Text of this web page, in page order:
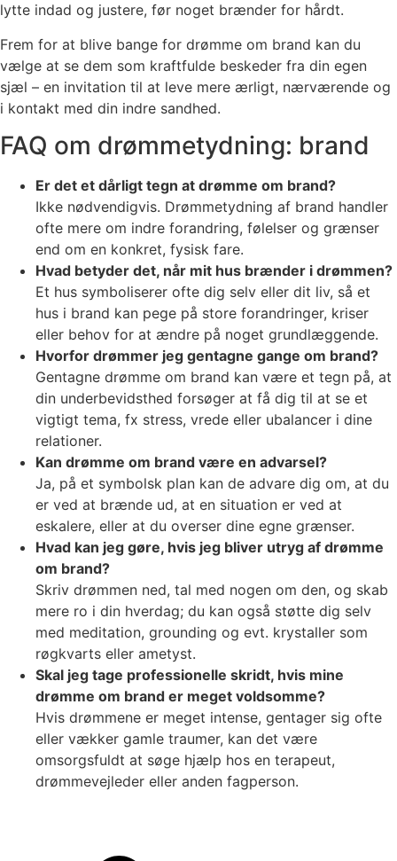
lytte indad og justere, før noget brænder for hårdt.
Frem for at blive bange for drømme om brand kan du
vælge at se dem som kraftfulde beskeder fra din egen
sjæl – en invitation til at leve mere ærligt, nærværende og
i kontakt med din indre sandhed.
FAQ om drømmetydning: brand
Er det et dårligt tegn at drømme om brand?
Ikke nødvendigvis. Drømmetydning af brand handler
ofte mere om indre forandring, følelser og grænser
end om en konkret, fysisk fare.
Hvad betyder det, når mit hus brænder i drømmen?
Et hus symboliserer ofte dig selv eller dit liv, så et
hus i brand kan pege på store forandringer, kriser
eller behov for at ændre på noget grundlæggende.
Hvorfor drømmer jeg gentagne gange om brand?
Gentagne drømme om brand kan være et tegn på, at
din underbevidsthed forsøger at få dig til at se et
vigtigt tema, fx stress, vrede eller ubalancer i dine
relationer.
Kan drømme om brand være en advarsel?
Ja, på et symbolsk plan kan de advare dig om, at du
er ved at brænde ud, at en situation er ved at
eskalere, eller at du overser dine egne grænser.
Hvad kan jeg gøre, hvis jeg bliver utryg af drømme
om brand?
Skriv drømmen ned, tal med nogen om den, og skab
mere ro i din hverdag; du kan også støtte dig selv
med meditation, grounding og evt. krystaller som
røgkvarts eller ametyst.
Skal jeg tage professionelle skridt, hvis mine
drømme om brand er meget voldsomme?
Hvis drømmene er meget intense, gentager sig ofte
eller vækker gamle traumer, kan det være
omsorgsfuldt at søge hjælp hos en terapeut,
drømmevejleder eller anden fagperson.